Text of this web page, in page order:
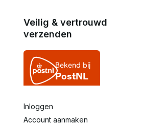
Veilig & vertrouwd
verzenden
Inloggen
Account aanmaken